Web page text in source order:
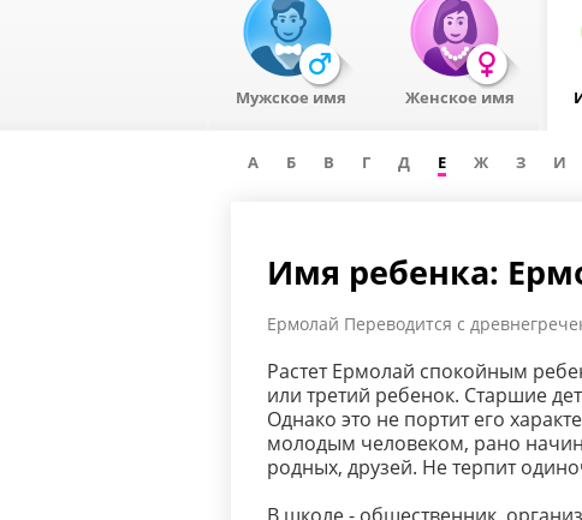
Мужское имя Женское имя
А Б В Г Д Е Ж З И
Имя ребенка:
Ермолай Переводится с
Растет Ермолай спокойным
или третий ребенок. Старшие
Однако это не портит его
молодым человеком, рано
родных, друзей. Не терпит